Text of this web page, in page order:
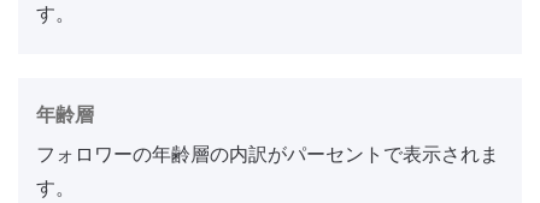
す。
年齢層
フォロワーの年齢層の内訳がパーセントで表示されま
す。